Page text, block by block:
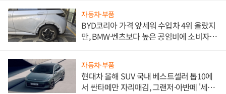
자동차·부품
BYD코리아 가격 앞세워 수입차 4위 올랐지
만, BMW·벤츠보다 높은 공임비에 소비자
자동차·부품
현대차 올해 SUV 국내 베스트셀러 톱10에
서 싼타페만 자리매김, 그랜저·아반떼 '세단